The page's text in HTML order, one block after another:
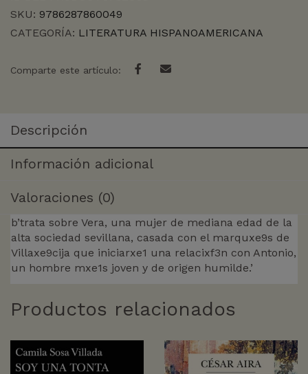
AMOR
cantidad
SKU: 9786287860049
CATEGORÍA: LITERATURA HISPANOAMERICANA
Comparte este artículo:
Descripción
Información adicional
Valoraciones (0)
b’trata sobre Vera, una mujer de mediana edad de la
alta sociedad sevillana, casada con el marquxe9s de
Villaxe9cija que iniciarxe1 una relacixf3n con Antonio,
un hombre mxe1s joven y de origen humilde.’
Productos relacionados